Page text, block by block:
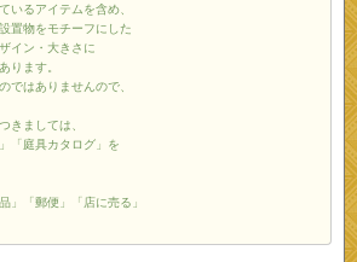
いるアイテムを含め、
置物をモチーフにした
イン・大きさに
ります。
ではありませんので、
きましては、
「庭具カタログ」を
」「郵便」「店に売る」